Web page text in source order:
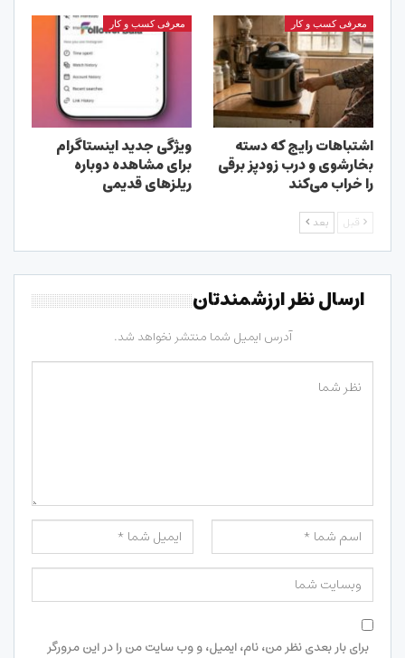
معرفی کسب و کار
اشتباهات رایج که دسته
بخارشوی و درب زودپز برقی
را خراب می‌کند
معرفی کسب و کار
ویژگی جدید اینستاگرام
برای مشاهده دوباره
ریلزهای قدیمی
قبل بعد
ارسال نظر ارزشمندتان
آدرس ایمیل شما منتشر نخواهد شد.
برای بار بعدی نظر من، نام، ایمیل، و وب سایت من را در این مرورگر